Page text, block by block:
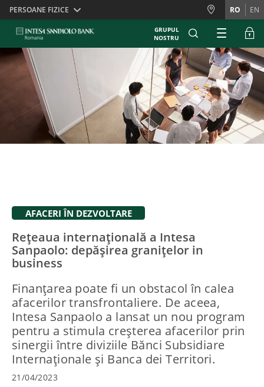
Skiplinks
PERSOANE FIZICE RO EN
GRUPUL
NOSTRU
AFACERI ÎN DEZVOLTARE
Rețeaua internațională a Intesa
Sanpaolo: depășirea granițelor in
business
Finanțarea poate fi un obstacol în calea
afacerilor transfrontaliere. De aceea,
Intesa Sanpaolo a lansat un nou program
pentru a stimula creșterea afacerilor prin
sinergii între diviziile Bănci Subsidiare
Internaționale și Banca dei Territori.
21/04/2023